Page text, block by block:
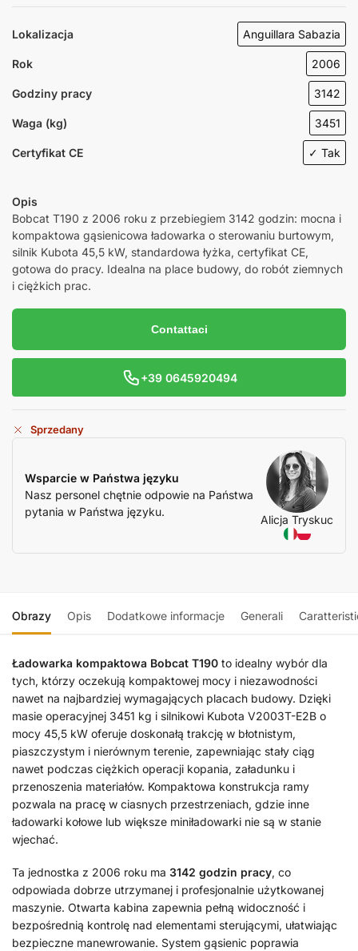
Lokalizacja Anguillara Sabazia
Rok 2006
Godziny pracy 3142
Waga (kg) 3451
Certyfikat CE ✓ Tak
Opis
Bobcat T190 z 2006 roku z przebiegiem 3142 godzin: mocna i
kompaktowa gąsienicowa ładowarka o sterowaniu burtowym,
silnik Kubota 45,5 kW, standardowa łyżka, certyfikat CE,
gotowa do pracy. Idealna na place budowy, do robót ziemnych
i ciężkich prac.
Contattaci
+39 0645920494
Sprzedany
Wsparcie w Państwa języku
Nasz personel chętnie odpowie na Państwa
pytania w Państwa języku.
Alicja Tryskuc
Obrazy Opis Dodatkowe informacje Generali
Ładowarka kompaktowa Bobcat T190 to idealny wybór dla
tych, którzy oczekują kompaktowej mocy i niezawodności
nawet na najbardziej wymagających placach budowy. Dzięki
masie operacyjnej 3451 kg i silnikowi Kubota V2003T-E2B o
mocy 45,5 kW oferuje doskonałą trakcję w błotnistym,
piaszczystym i nierównym terenie, zapewniając stały ciąg
nawet podczas ciężkich operacji kopania, załadunku i
przenoszenia materiałów. Kompaktowa konstrukcja ramy
pozwala na pracę w ciasnych przestrzeniach, gdzie inne
ładowarki kołowe lub większe miniładowarki nie są w stanie
wjechać.
Ta jednostka z 2006 roku ma 3142 godzin pracy, co
odpowiada dobrze utrzymanej i profesjonalnie użytkowanej
maszynie. Otwarta kabina zapewnia pełną widoczność i
bezpośrednią kontrolę nad elementami sterującymi, ułatwiając
bezpieczne manewrowanie. System gąsienic poprawia